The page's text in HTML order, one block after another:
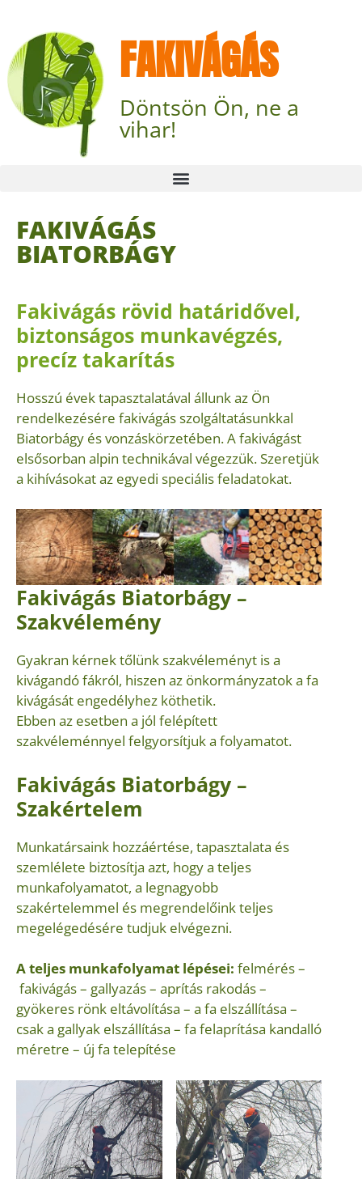
FAKIVÁGÁS
Döntsön Ön, ne a
vihar!
FAKIVÁGÁS
BIATORBÁGY
Fakivágás rövid határidővel,
biztonságos munkavégzés,
precíz takarítás
Hosszú évek tapasztalatával állunk az Ön
rendelkezésére fakivágás szolgáltatásunkkal
Biatorbágy és vonzáskörzetében. A fakivágást
elsősorban alpin technikával végezzük. Szeretjük
a kihívásokat az egyedi speciális feladatokat.
Fakivágás Biatorbágy –
Szakvélemény
Gyakran kérnek tőlünk szakvéleményt is a
kivágandó fákról, hiszen az önkormányzatok a fa
kivágását engedélyhez köthetik.
Ebben az esetben a jól felépített
szakvéleménnyel felgyorsítjuk a folyamatot.
Fakivágás Biatorbágy –
Szakértelem
Munkatársaink hozzáértése, tapasztalata és
szemlélete biztosítja azt, hogy a teljes
munkafolyamatot, a legnagyobb
szakértelemmel és megrendelőink teljes
megelégedésére tudjuk elvégezni.
A teljes munkafolyamat lépései: felmérés –
fakivágás – gallyazás – aprítás rakodás –
gyökeres rönk eltávolítása – a fa elszállítása –
csak a gallyak elszállítása – fa felaprítása kandalló
méretre – új fa telepítése